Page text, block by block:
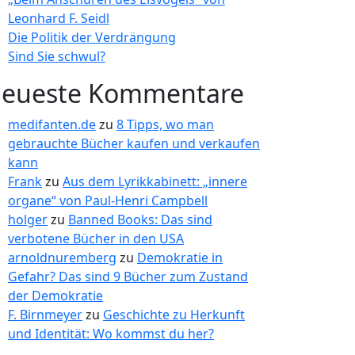
Leonhard F. Seidl
Die Politik der Verdrängung
Sind Sie schwul?
Kommentare
medifanten.dezu 8 Tipps, wo man
gebrauchte Bücher kaufen und verkaufen
kann
Frankzu Aus dem Lyrikkabinett: „innere
organe“ von Paul-Henri Campbell
holgerzu Banned Books: Das sind
verbotene Bücher in den USA
arnoldnuremberg zu Demokratie in
Gefahr? Das sind 9 Bücher zum Zustand
der Demokratie
F. Birnmeyerzu Geschichte zu Herkunft
und Identität: Wo kommst du her?